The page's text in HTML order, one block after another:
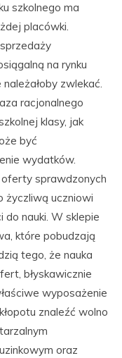
szkolnego ma
placówki.
na rynku
zwlekać.
racjonalnego
klasy, jak
być
wydatków.
sprawdzonych
życzliwą uczniowi
nauki. W sklepie
które pobudzają
tego, że nauka
błyskawicznie
wyposażenie
znaleźć wolno
oraz